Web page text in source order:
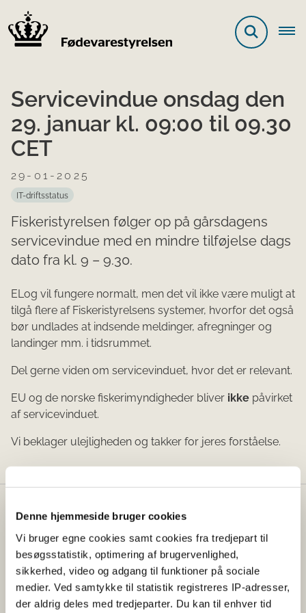
Denne hjemmeside bruger cookies
Vi bruger egne cookies samt cookies fra tredjepart til
besøgsstatistik, optimering af brugervenlighed,
sikkerhed, video og adgang til funktioner på sociale
medier. Ved samtykke til statistik registreres IP-adresser,
der aldrig deles med tredjeparter. Du kan til enhver tid
Servicevindue onsdag den
29. januar kl. 09:00 til 09.30
CET
29-01-2025
IT-driftsstatus
Fiskeristyrelsen følger op på gårsdagens
servicevindue med en mindre tilføjelse dags
dato fra kl. 9 – 9.30.
ELog vil fungere normalt, men det vil ikke være muligt at
tilgå flere af Fiskeristyrelsens systemer, hvorfor det også
bør undlades at indsende meldinger, afregninger og
landinger mm. i tidsrummet.
Del gerne viden om servicevinduet, hvor det er relevant.
EU og de norske fiskerimyndigheder bliver ikke påvirket
af servicevinduet.
Vi beklager ulejligheden og takker for jeres forståelse.
Fødevarestyrelsen
Fødevarestyrelsen er en styrelse under
Erhvervsministeriet. Styrelsen arbejder med hele
fødevarekæden fra jord til bord med fokus på
dyresundhed og sikker, sund mad. Vi står bag De
officielle Kostråd og smileykontroller, som du kender